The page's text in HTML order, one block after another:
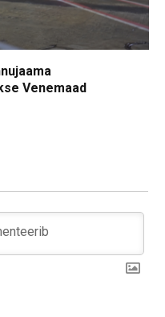
Venemaad